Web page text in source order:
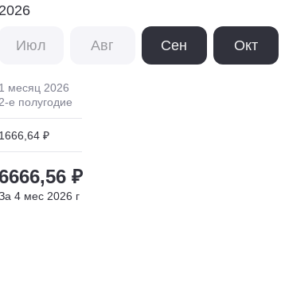
2026
Июл Авг Сен Окт
1 месяц 2026
2-е полугодие
1666,64 ₽
6666,56 ₽
4 мес 2026 г